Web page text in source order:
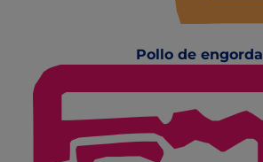
Pollo de engorda